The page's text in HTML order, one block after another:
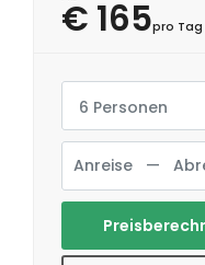
€ 165pro Tag
6 Personen